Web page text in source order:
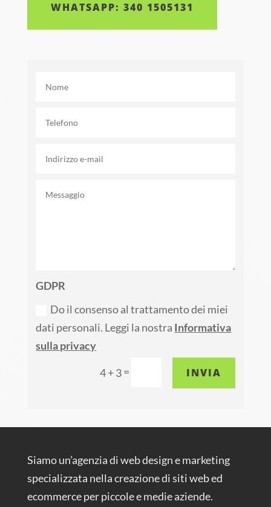
WHATSAPP: 340 1505131
GDPR
Do il consenso al trattamento dei miei
dati personali. Leggi la nostra Informativa
sulla privacy
4 + 3= INVIA
Siamo un’agenzia di web design e marketing
specializzata nella creazione di siti web ed
ecommerce per piccole e medie aziende.